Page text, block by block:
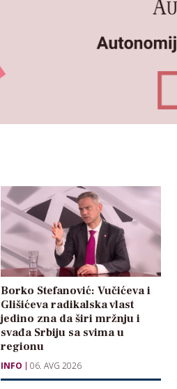
Borko Stefanović: Vučićeva i
Glišićeva radikalska vlast
jedino zna da širi mržnju i
svađa Srbiju sa svima u
regionu
INFO 06. AVG 2026